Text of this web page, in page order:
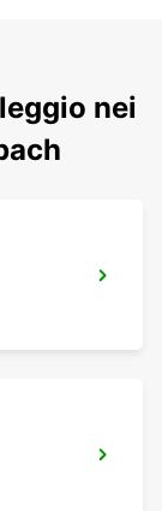
nei